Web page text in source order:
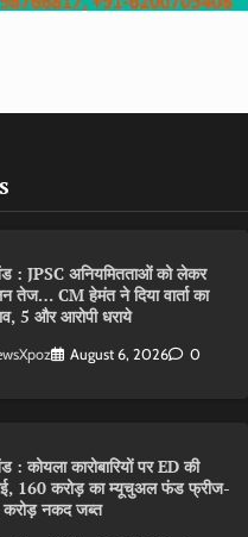
: JPSC अनियमितताओं को लेकर
तेज… CM हेमंत ने दिया वार्ता का
5 और आरोपी धराये
August 6, 2026 0
: कोयला कारोबारियों पर ED की
160 करोड़ का म्यूचुअल फंड फ्रीज-
नकद जब्त